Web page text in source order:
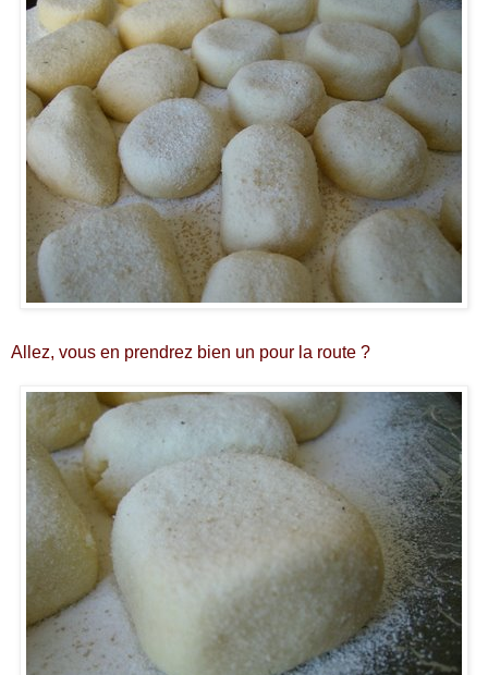
Allez, vous en prendrez bien un pour la route ?